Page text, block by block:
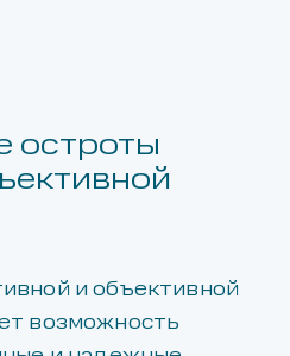
остроты
и объективной
возможность